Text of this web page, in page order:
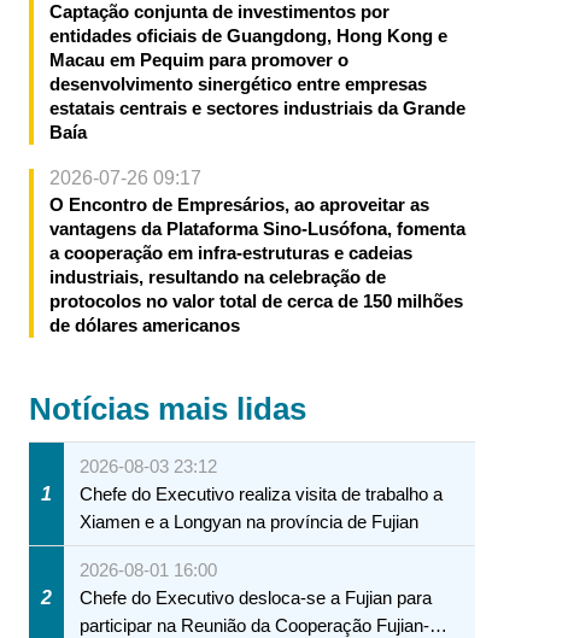
Captação conjunta de investimentos por
entidades oficiais de Guangdong, Hong Kong e
Macau em Pequim para promover o
desenvolvimento sinergético entre empresas
estatais centrais e sectores industriais da Grande
Baía
2026-07-26 09:17
O Encontro de Empresários, ao aproveitar as
vantagens da Plataforma Sino-Lusófona, fomenta
a cooperação em infra-estruturas e cadeias
industriais, resultando na celebração de
protocolos no valor total de cerca de 150 milhões
de dólares americanos
Notícias mais lidas
1
2026-08-03 23:12
Chefe do Executivo realiza visita de trabalho a
Xiamen e a Longyan na província de Fujian
2
2026-08-01 16:00
Chefe do Executivo desloca-se a Fujian para
participar na Reunião da Cooperação Fujian-